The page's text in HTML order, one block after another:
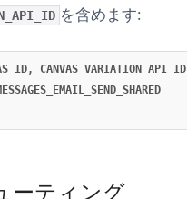
を含めます:
, CANVAS_VARIATION_API_ID
ーティング